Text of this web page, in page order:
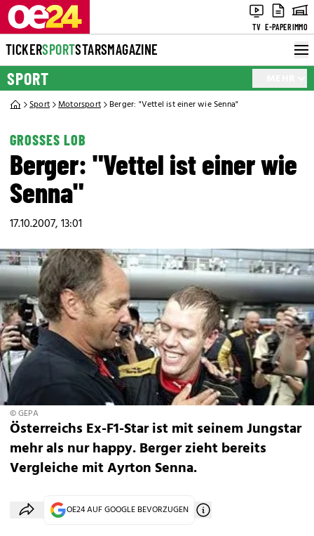
TV E-PAPERIMMO
TICKERSPORTSTARSMAGAZINE
SPORT
Sport Motorsport Berger: "Vettel ist einer wie Senna"
GROSSES LOB
Berger: "Vettel ist einer wie
Senna"
17.10.2007, 13:01
© GEPA
Österreichs Ex-F1-Star ist mit seinem Jungstar
mehr als nur happy. Berger zieht bereits
Vergleiche mit Ayrton Senna.
OE24 AUF GOOGLE BEVORZUGEN